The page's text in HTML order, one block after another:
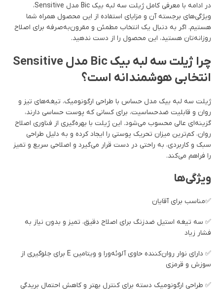
در ادامه با معرفی کامل ژیلت سه لبه بیک Bic مدل Sensitive،
ویژگی‌های برجسته آن و مزایای استفاده از این محصول همراه شما
هستیم. اگر به دنبال یک انتخاب مطمئن و مقرون‌به‌صرفه برای اصلاح
روزانه‌تان هستید، این محصول را از دست ندهید.
چرا ژیلت سه لبه بیک Bic مدل Sensitive
انتخابی هوشمندانه است؟
ژیلت سه لبه بیک مدل حساس با طراحی ارگونومیک، تیغه‌های تیز و
روان و قابلیت ضدحساسیت، برای کسانی که پوست حساسی دارند،
گزینه‌ای عالی محسوب می‌شود. این ژیلت با بهره‌گیری از فناوری اصلاح
روان، کم‌ترین میزان تحریک پوستی را ایجاد کرده و به دلیل طراحی
سبک و کاربردی، به راحتی در دست قرار می‌گیرد و اصلاحی سریع و تمیز
را فراهم می‌کند.
ویژگی‌ها
✅مناسب برای آقایان
✅ سه تیغه استیل ضدزنگ برای اصلاح دقیق، تمیز و بدون نیاز به
فشار زیاد
✅ دارای نوار روان‌کننده حاوی آلوئه‌ورا و ویتامین E برای جلوگیری از
سوزش و قرمزی
✅ طراحی ارگونومیک دسته برای کنترل بهتر و کاهش احتمال بریدگی